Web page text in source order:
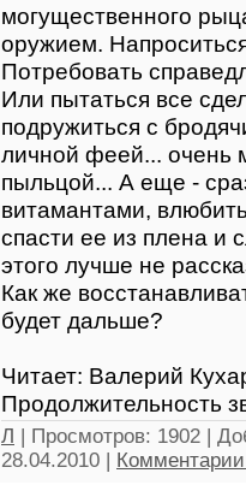
могущественного
оружием.
Потребовать
Или пытаться все
подружиться с
личной феей... очень
пыльцой... А еще -
витамантами,
спасти ее из плена и
этого лучше не
Как же
будет дальше?
Читает: Валерий
Продолжительность
Л | Просмотров: 1902 |
28.04.2010 |